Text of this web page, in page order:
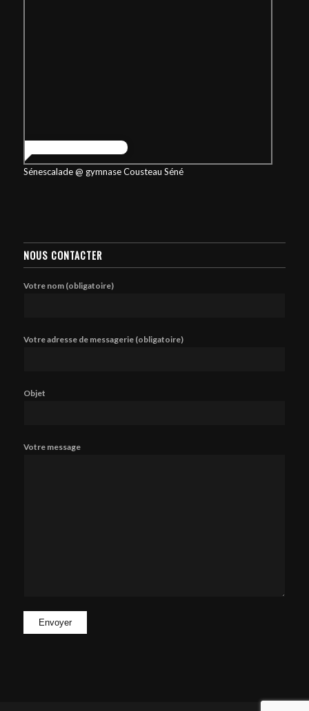
Sénescalade @ gymnase Cousteau Séné
NOUS CONTACTER
Votre nom (obligatoire)
Votre adresse de messagerie (obligatoire)
Objet
Votre message